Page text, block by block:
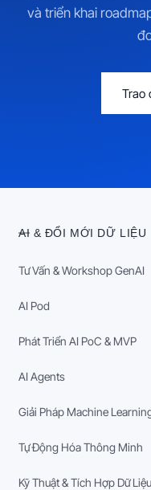
và triển khai
Trao
AI & ĐỔI MỚI DỮ LIỆU
Tư Vấn & Workshop GenAI
AI Pod
Phát Triển AI PoC & MVP
AI Agents
Giải Pháp Machine
Tự Động Hóa Thông Minh
Kỹ Thuật & Tích Hợp Dữ Liệu